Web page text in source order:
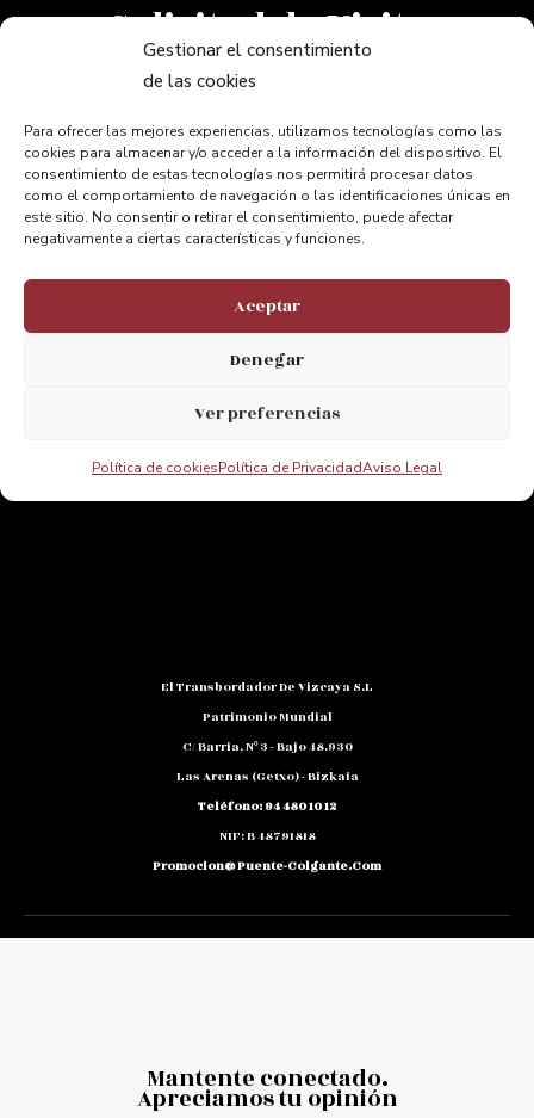
Gestionar el consentimiento
de las cookies
Para ofrecer las mejores experiencias, utilizamos tecnologías como las
cookies para almacenar y/o acceder a la información del dispositivo. El
consentimiento de estas tecnologías nos permitirá procesar datos
como el comportamiento de navegación o las identificaciones únicas en
este sitio. No consentir o retirar el consentimiento, puede afectar
negativamente a ciertas características y funciones.
Aceptar
Denegar
Ver preferencias
Política de cookiesPolítica de PrivacidadAviso Legal
Solicitud de Visita
Itinerario
Aventura
Accesibilidad
INFORMACIÓN
Preguntas Frecuentes
Contacto
Enlaces de Interés
Nosotros
El Transbordador De Vizcaya S.L
Patrimonio Mundial
C/ Barria, Nº 3 - Bajo 48.930
Las Arenas (Getxo) - Bizkaia
Teléfono: 94 480 10 12
NIF: B 48791818
Promocion@puente-Colgante.com
Mantente conectado.
Apreciamos tu opinión